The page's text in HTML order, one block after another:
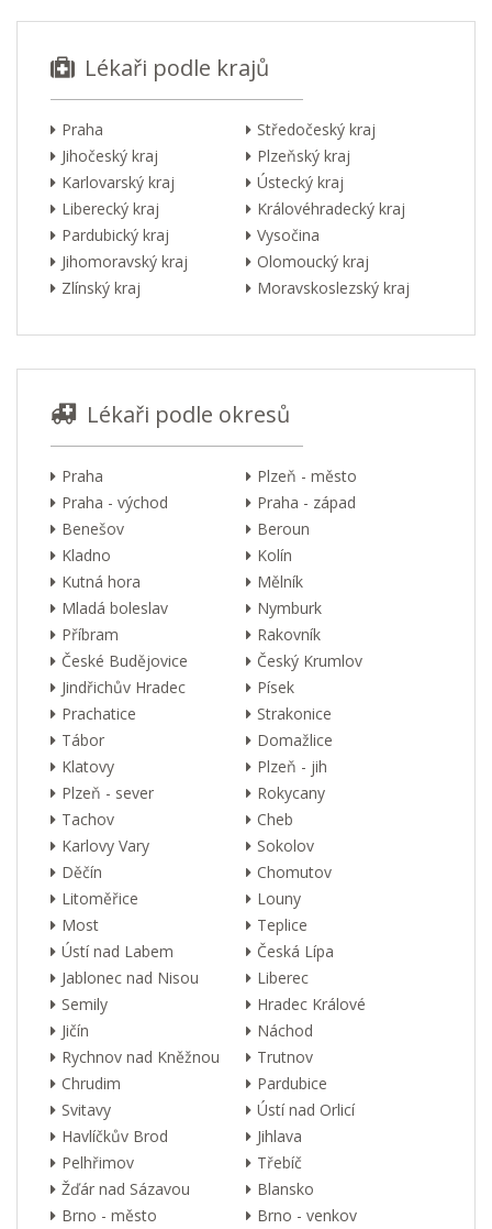
Lékaři podle krajů
Praha
Středočeský kraj
Jihočeský kraj
Plzeňský kraj
Karlovarský kraj
Ústecký kraj
Liberecký kraj
Královéhradecký kraj
Pardubický kraj
Vysočina
Jihomoravský kraj
Olomoucký kraj
Zlínský kraj
Moravskoslezský kraj
Lékaři podle okresů
Praha
Plzeň - město
Praha - východ
Praha - západ
Benešov
Beroun
Kladno
Kolín
Kutná hora
Mělník
Mladá boleslav
Nymburk
Příbram
Rakovník
České Budějovice
Český Krumlov
Jindřichův Hradec
Písek
Prachatice
Strakonice
Tábor
Domažlice
Klatovy
Plzeň - jih
Plzeň - sever
Rokycany
Tachov
Cheb
Karlovy Vary
Sokolov
Děčín
Chomutov
Litoměřice
Louny
Most
Teplice
Ústí nad Labem
Česká Lípa
Jablonec nad Nisou
Liberec
Semily
Hradec Králové
Jičín
Náchod
Rychnov nad Kněžnou
Trutnov
Chrudim
Pardubice
Svitavy
Ústí nad Orlicí
Havlíčkův Brod
Jihlava
Pelhřimov
Třebíč
Žďár nad Sázavou
Blansko
Brno - město
Brno - venkov